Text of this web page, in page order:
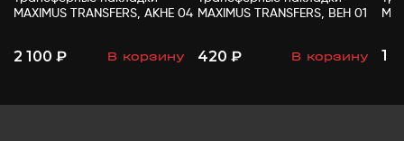
MAXIMUS TRANSFERS, АКНЕ 04
2 100 ₽ В корзину
- +
MAXIMUS TRANSFERS, ВЕН 01
420 ₽ В корзину
- + 1